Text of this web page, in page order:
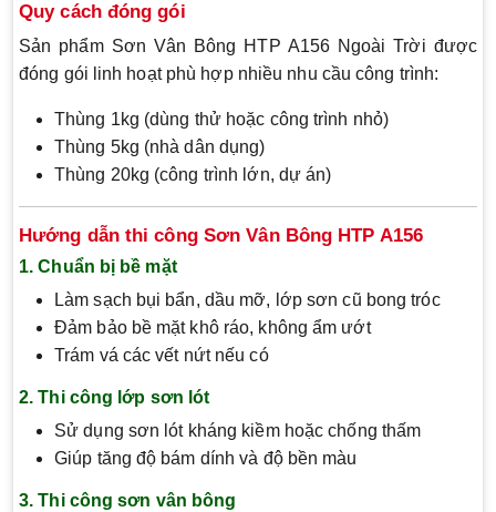
Quy cách đóng gói
Sản phẩm Sơn Vân Bông HTP A156 Ngoài Trời được
đóng gói linh hoạt phù hợp nhiều nhu cầu công trình:
Thùng 1kg (dùng thử hoặc công trình nhỏ)
Thùng 5kg (nhà dân dụng)
Thùng 20kg (công trình lớn, dự án)
Hướng dẫn thi công Sơn Vân Bông HTP A156
1. Chuẩn bị bề mặt
Làm sạch bụi bẩn, dầu mỡ, lớp sơn cũ bong tróc
Đảm bảo bề mặt khô ráo, không ẩm ướt
Trám vá các vết nứt nếu có
2. Thi công lớp sơn lót
Sử dụng sơn lót kháng kiềm hoặc chống thấm
Giúp tăng độ bám dính và độ bền màu
3. Thi công sơn vân bông